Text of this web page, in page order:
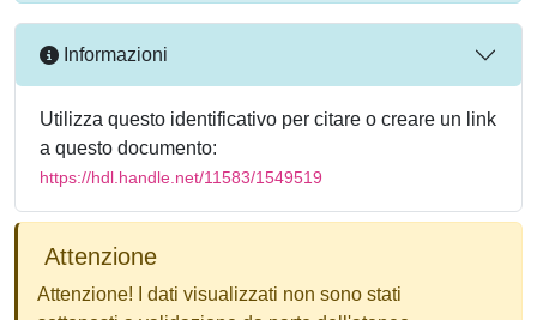
Informazioni
Utilizza questo identificativo per citare o creare un link
a questo documento:
https://hdl.handle.net/11583/1549519
Attenzione
Attenzione! I dati visualizzati non sono stati